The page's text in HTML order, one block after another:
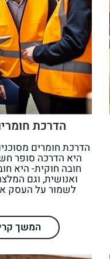
הדרכת
הדרכת חומרים
היא הדרכה סופר
חובה חוקית- היא
ואנושית, וגם
לשמור על העסק
המשך